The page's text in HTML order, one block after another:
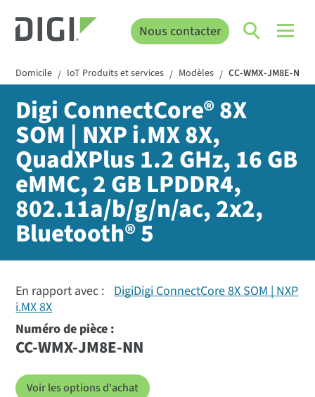
Nous contacter
Domicile / IoT Produits et services / Modèles / CC-WMX-JM8E-NN
Digi ConnectCore® 8X
SOM | NXP i.MX 8X,
QuadXPlus 1.2 GHz, 16 GB
eMMC, 2 GB LPDDR4,
802.11a/b/g/n/ac, 2x2,
Bluetooth® 5
En rapport avec : DigiDigi ConnectCore 8X SOM | NXP
i.MX 8X
Numéro de pièce :
CC-WMX-JM8E-NN
Voir les options d'achat